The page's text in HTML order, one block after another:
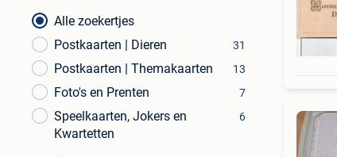
Alle zoekertjes
Postkaarten | Dieren
31
Postkaarten | Themakaarten 13
Foto's en Prenten 7
Speelkaarten, Jokers en
Kwartetten
6